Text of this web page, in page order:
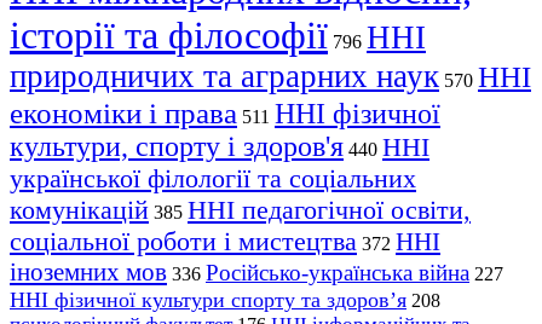
історії та філософії 796 ННІ
природничих та аграрних наук 570 ННІ
економіки і права 511 ННІ фізичної
культури, спорту і здоров'я 440 ННІ
української філології та соціальних
комунікацій 385 ННІ педагогічної освіти,
соціальної роботи і мистецтва 372 ННІ
іноземних мов 336 Російсько-українська війна 227
ННІ фізичної культури спорту та здоров’я 208